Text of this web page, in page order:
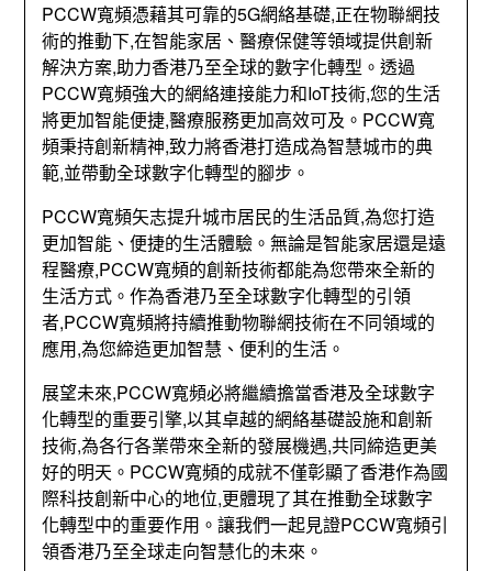
PCCW寬頻憑藉其可靠的5G網絡基礎,正在物聯網技
術的推動下,在智能家居、醫療保健等領域提供創新
解決方案,助力香港乃至全球的數字化轉型。透過
PCCW寬頻強大的網絡連接能力和IoT技術,您的生活
將更加智能便捷,醫療服務更加高效可及。PCCW寬
頻秉持創新精神,致力將香港打造成為智慧城市的典
範,並帶動全球數字化轉型的腳步。
PCCW寬頻矢志提升城市居民的生活品質,為您打造
更加智能、便捷的生活體驗。無論是智能家居還是遠
程醫療,PCCW寬頻的創新技術都能為您帶來全新的
生活方式。作為香港乃至全球數字化轉型的引領
者,PCCW寬頻將持續推動物聯網技術在不同領域的
應用,為您締造更加智慧、便利的生活。
展望未來,PCCW寬頻必將繼續擔當香港及全球數字
化轉型的重要引擎,以其卓越的網絡基礎設施和創新
技術,為各行各業帶來全新的發展機遇,共同締造更美
好的明天。PCCW寬頻的成就不僅彰顯了香港作為國
際科技創新中心的地位,更體現了其在推動全球數字
化轉型中的重要作用。讓我們一起見證PCCW寬頻引
領香港乃至全球走向智慧化的未來。